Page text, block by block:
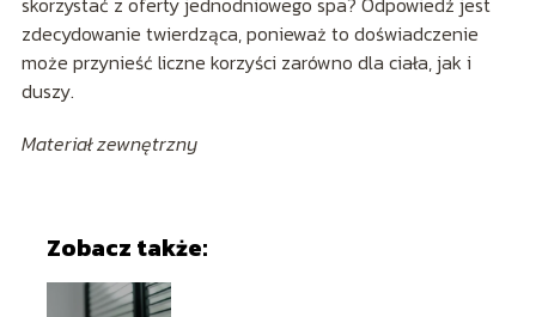
zdecydowanie twierdząca, ponieważ to doświadczenie
może przynieść liczne korzyści zarówno dla ciała, jak i
duszy.
Materiał zewnętrzny
Zobacz także: